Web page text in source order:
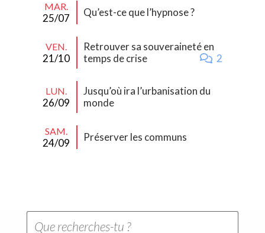
MAR.
25/07 Qu’est-ce que l’hypnose ?
VEN.
21/10
Retrouver sa souveraineté en
temps de crise
2
LUN.
26/09
Jusqu’où ira l’urbanisation du
monde
SAM.
24/09 Préserver les communs